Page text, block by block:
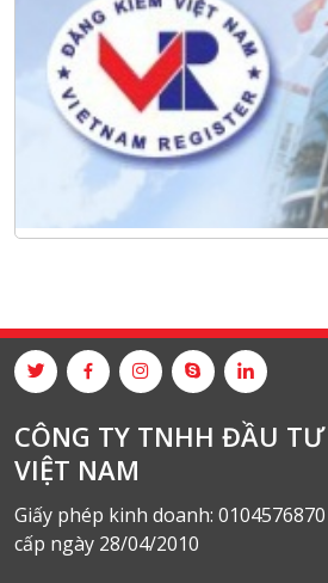
CÔNG TY TNHH ĐẦU
VIỆT NAM
Giấy phép kinh doanh:
cấp ngày 28/04/2010